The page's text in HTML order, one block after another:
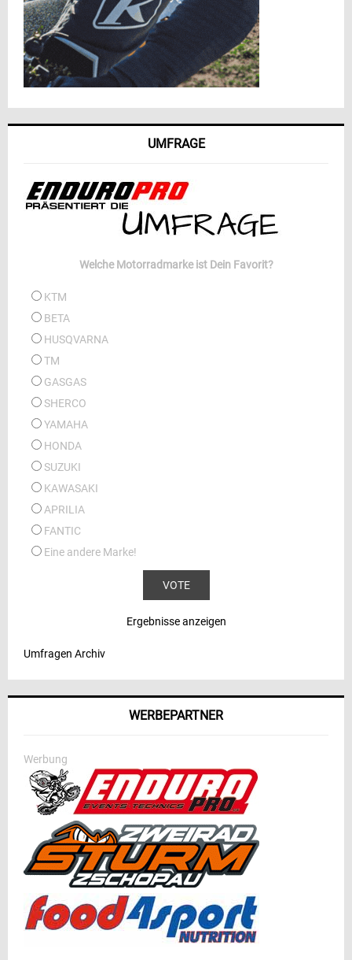
UMFRAGE
Welche Motorradmarke ist Dein Favorit?
KTM
BETA
HUSQVARNA
TM
GASGAS
SHERCO
YAMAHA
HONDA
SUZUKI
KAWASAKI
APRILIA
FANTIC
Eine andere Marke!
Ergebnisse anzeigen
Umfragen Archiv
WERBEPARTNER
Werbung